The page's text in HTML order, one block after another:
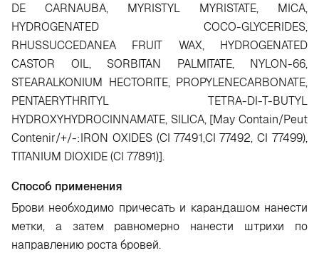
DE CARNAUBA, MYRISTYL MYRISTATE, MICA,
HYDROGENATED COCO-GLYCERIDES,
RHUSSUCCEDANEA FRUIT WAX, HYDROGENATED
CASTOR OIL, SORBITAN PALMITATE, NYLON-66,
STEARALKONIUM HECTORITE, PROPYLENECARBONATE,
PENTAERYTHRITYL TETRA-DI-T-BUTYL
HYDROXYHYDROCINNAMATE, SILICA, [May Contain/Peut
Contenir/+/-:IRON OXIDES (CI 77491,CI 77492, CI 77499),
TITANIUM DIOXIDE (CI 77891)].
Способ применения
Брови необходимо причесать и карандашом нанести
метки, а затем равномерно нанести штрихи по
направлению роста бровей.